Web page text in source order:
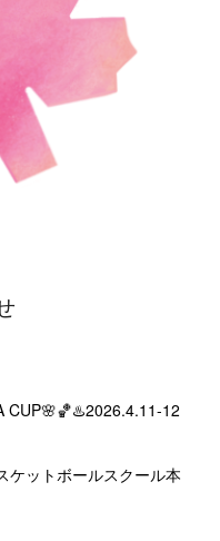
CUP🌸🏀♨️2026.4.11-12
ケットボールスクール本